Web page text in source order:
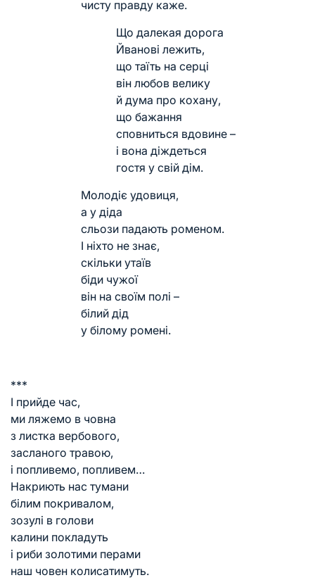
чисту правду каже.
Що далекая дорога
Йванові лежить,
що таїть на серці
він любов велику
й дума про кохану,
що бажання
сповниться вдовине –
і вона діждеться
гостя у свій дім.
Молодіє удовиця,
а у діда
сльози падають роменом.
І ніхто не знає,
скільки утаїв
біди чужої
він на своїм полі –
білий дід
у білому ромені.
***
І прийде час,
ми ляжемо в човна
з листка вербового,
засланого травою,
і попливемо, попливем…
Накриють нас тумани
білим покривалом,
зозулі в голови
калини покладуть
і риби золотими перами
наш човен колисатимуть.